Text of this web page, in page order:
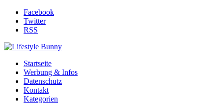
Facebook
Twitter
RSS
Startseite
Werbung & Infos
Datenschutz
Kontakt
Kategorien